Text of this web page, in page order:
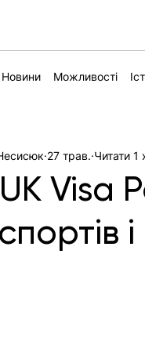
Новини Можливості
Visa
27 трав. Читати 1